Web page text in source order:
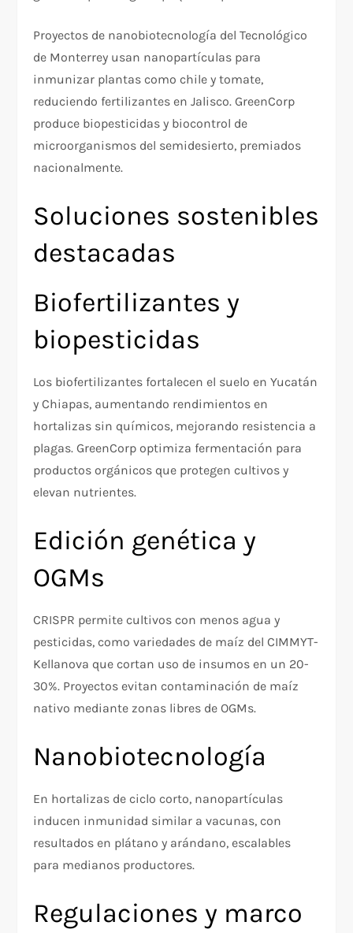
Proyectos de nanobiotecnología del Tecnológico
de Monterrey usan nanopartículas para
inmunizar plantas como chile y tomate,
reduciendo fertilizantes en Jalisco. GreenCorp
produce biopesticidas y biocontrol de
microorganismos del semidesierto, premiados
nacionalmente.
Soluciones sostenibles
destacadas
Biofertilizantes y
biopesticidas
Los biofertilizantes fortalecen el suelo en Yucatán
y Chiapas, aumentando rendimientos en
hortalizas sin químicos, mejorando resistencia a
plagas. GreenCorp optimiza fermentación para
productos orgánicos que protegen cultivos y
elevan nutrientes.
Edición genética y
OGMs
CRISPR permite cultivos con menos agua y
pesticidas, como variedades de maíz del CIMMYT-
Kellanova que cortan uso de insumos en un 20-
30%. Proyectos evitan contaminación de maíz
nativo mediante zonas libres de OGMs.
Nanobiotecnología
En hortalizas de ciclo corto, nanopartículas
inducen inmunidad similar a vacunas, con
resultados en plátano y arándano, escalables
para medianos productores.​
Regulaciones y marco